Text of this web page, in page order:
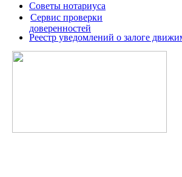
Советы нотариуса
Сервис проверки
доверенностей
Реестр уведомлений о залоге